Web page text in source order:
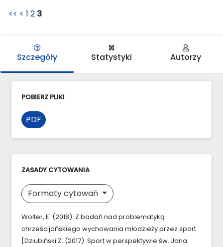
<< < 1 2 3
Szczegóły Statystyki Autorzy
POBIERZ PLIKI
PDF
ZASADY CYTOWANIA
Formaty cytowań
Wolter, E. (2018). Z badań nad problematyką
chrześcijańskiego wychowania młodzieży przez sport
[Dziubiński Z. (2017). Sport w perspektywie św. Jana